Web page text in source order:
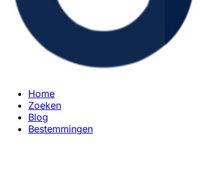
Home
Zoeken
Blog
Bestemmingen